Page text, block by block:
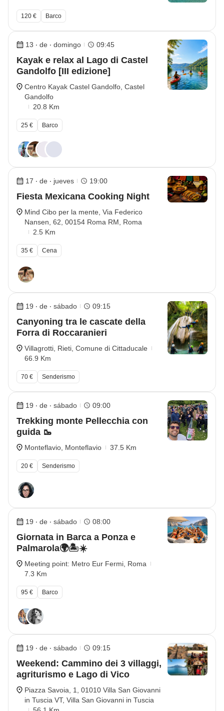
120 € Barco
13 ‧ de ‧ domingo 09:45
Kayak e relax al Lago di Castel
Gandolfo [III edizione]
Centro Kayak Castel Gandolfo, Castel
Gandolfo
20.8 Km
25 € Barco
17 ‧ de ‧ jueves 19:00
Fiesta Mexicana Cooking Night
Mind Cibo per la mente, Via Federico
Nansen, 62, 00154 Roma RM, Roma
2.5 Km
35 € Cena
19 ‧ de ‧ sábado 09:15
Canyoning tra le cascate della
Forra di Roccaranieri
Villagrotti, Rieti, Comune di Cittaducale
66.9 Km
70 € Senderismo
19 ‧ de ‧ sábado 09:00
Trekking monte Pellecchia con
guida 🥾
Monteflavio, Monteflavio 37.5 Km
20 € Senderismo
19 ‧ de ‧ sábado 08:00
Giornata in Barca a Ponza e
Palmarola🌍🏝️☀️
Meeting point: Metro Eur Fermi, Roma
7.3 Km
95 € Barco
19 ‧ de ‧ sábado 09:15
Weekend: Cammino dei 3 villaggi,
agriturismo e Lago di Vico
Piazza Savoia, 1, 01010 Villa San Giovanni
in Tuscia VT, Villa San Giovanni in Tuscia